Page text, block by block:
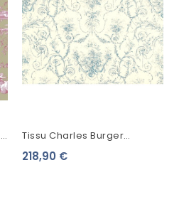
Tissu Charles Burger
Popeline LA DIVA Bleu
218,90 €